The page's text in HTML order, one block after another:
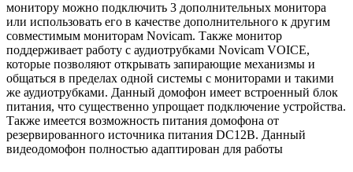
монитору можно подключить 3 дополнительных монитора
или использовать его в качестве дополнительного к другим
совместимым мониторам Novicam. Также монитор
поддерживает работу с аудиотрубками Novicam VOICE,
которые позволяют открывать запирающие механизмы и
общаться в пределах одной системы с мониторами и такими
же аудиотрубками. Данный домофон имеет встроенный блок
питания, что существенно упрощает подключение устройства.
Также имеется возможность питания домофона от
резервированного источника питания DC12В. Данный
видеодомофон полностью адаптирован для работы